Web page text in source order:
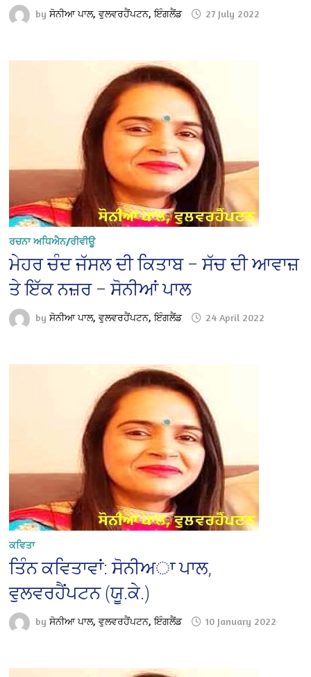
byਸੋਨੀਆ ਪਾਲ, ਵੁਲਵਰਹੈਂਪਟਨ, ਇੰਗਲੈਂਡ 27 July 2022
ਰਚਨਾ ਅਧਿਐਨ/ਰੀਵੀਊ
ਮੇਹਰ ਚੰਦ ਜੱਸਲ ਦੀ ਕਿਤਾਬ – ਸੱਚ ਦੀ ਆਵਾਜ਼
ਤੇ ਇੱਕ ਨਜ਼ਰ – ਸੋਨੀਆਂ ਪਾਲ
byਸੋਨੀਆ ਪਾਲ, ਵੁਲਵਰਹੈਂਪਟਨ, ਇੰਗਲੈਂਡ 24 April 2022
ਕਵਿਤਾ
ਤਿੰਨ ਕਵਿਤਾਵਾਂ: ਸੋਨੀਅਾ ਪਾਲ,
ਵੁਲਵਰਹੈਂਪਟਨ (ਯੂ.ਕੇ.)
byਸੋਨੀਆ ਪਾਲ, ਵੁਲਵਰਹੈਂਪਟਨ, ਇੰਗਲੈਂਡ 10 January 2022